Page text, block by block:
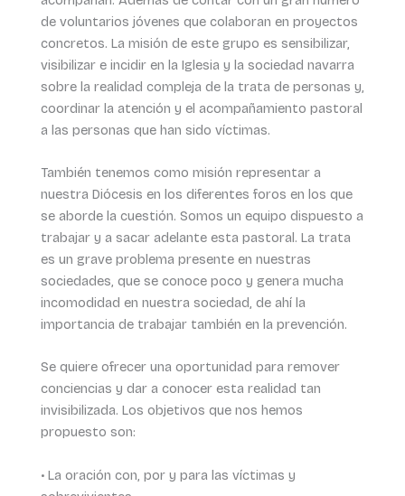
de voluntarios jóvenes que colaboran en proyectos
concretos. La misión de este grupo es sensibilizar,
visibilizar e incidir en la Iglesia y la sociedad navarra
sobre la realidad compleja de la trata de personas y,
coordinar la atención y el acompañamiento pastoral
a las personas que han sido víctimas.
También tenemos como misión representar a
nuestra Diócesis en los diferentes foros en los que
se aborde la cuestión. Somos un equipo dispuesto a
trabajar y a sacar adelante esta pastoral. La trata
es un grave problema presente en nuestras
sociedades, que se conoce poco y genera mucha
incomodidad en nuestra sociedad, de ahí la
importancia de trabajar también en la prevención.
Se quiere ofrecer una oportunidad para remover
conciencias y dar a conocer esta realidad tan
invisibilizada. Los objetivos que nos hemos
propuesto son:
• La oración con, por y para las víctimas y